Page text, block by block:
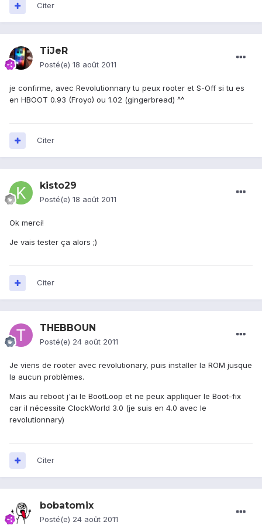
Citer
TiJeR
Posté(e) 18 août 2011
je confirme, avec Revolutionnary tu peux rooter et S-Off si tu es
en HBOOT 0.93 (Froyo) ou 1.02 (gingerbread) ^^
Citer
kisto29
Posté(e) 18 août 2011
Ok merci!
Je vais tester ça alors ;)
Citer
THEBBOUN
Posté(e) 24 août 2011
Je viens de rooter avec revolutionary, puis installer la ROM jusque
la aucun problèmes.
Mais au reboot j'ai le BootLoop et ne peux appliquer le Boot-fix
car il nécessite ClockWorld 3.0 (je suis en 4.0 avec le
revolutionnary)
Citer
bobatomix
Posté(e) 24 août 2011